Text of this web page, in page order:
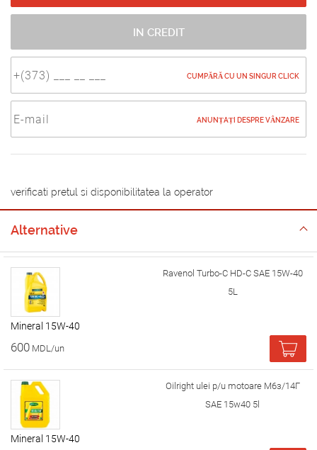
IN CREDIT
CUMPĂRĂ CU UN SINGUR CLICK
ANUNȚAȚI DESPRE VÂNZARE
verificati pretul si disponibilitatea la operator
Alternative
Ravenol Turbo-C HD-C SAE 15W-40
5L
Mineral 15W-40
600 MDL/un
Oilright ulei p/u motoare М6з/14Г
SAE 15w40 5l
Mineral 15W-40